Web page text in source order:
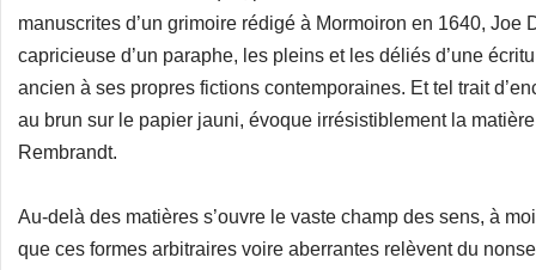
manuscrites d’un grimoire rédigé à Mormoiron en 1640, Joe
capricieuse d’un paraphe, les pleins et les déliés d’une
ancien à ses propres fictions contemporaines. Et tel trait
au brun sur le papier jauni, évoque irrésistiblement la
Rembrandt.
Au-delà des matières s’ouvre le vaste champ des sens, à
que ces formes arbitraires voire aberrantes relèvent du